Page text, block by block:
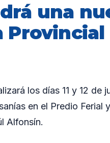
una
los días 11 y 12 de
en el Predio Ferial
Alfonsín.